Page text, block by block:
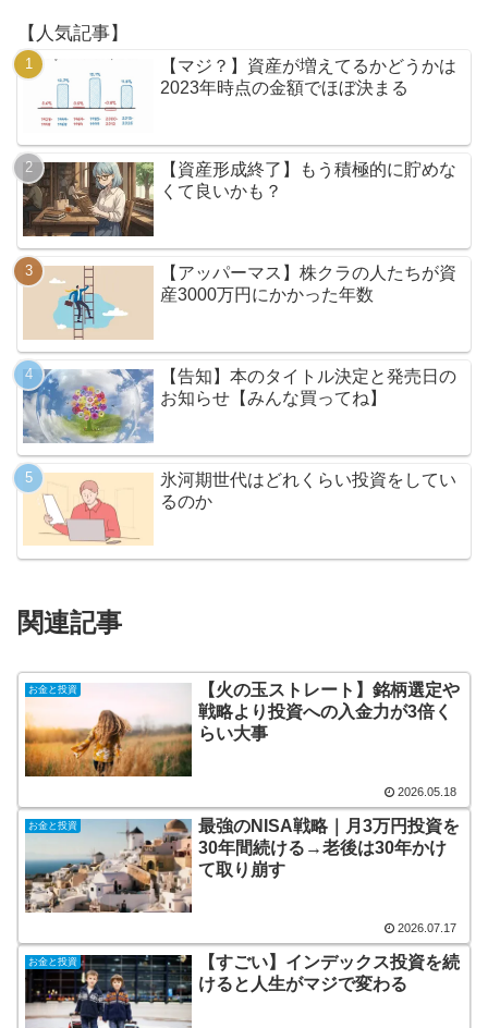
【人気記事】
【マジ？】資産が増えてるかどうかは
2023年時点の金額でほぼ決まる
【資産形成終了】もう積極的に貯めな
くて良いかも？
【アッパーマス】株クラの人たちが資
産3000万円にかかった年数
【告知】本のタイトル決定と発売日の
お知らせ【みんな買ってね】
氷河期世代はどれくらい投資をしてい
るのか
関連記事
お金と投資
【火の玉ストレート】銘柄選定や
戦略より投資への入金力が3倍く
らい大事
2026.05.18
お金と投資
最強のNISA戦略｜月3万円投資を
30年間続ける→老後は30年かけ
て取り崩す
2026.07.17
お金と投資
【すごい】インデックス投資を続
けると人生がマジで変わる